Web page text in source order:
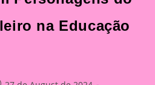
na Educação